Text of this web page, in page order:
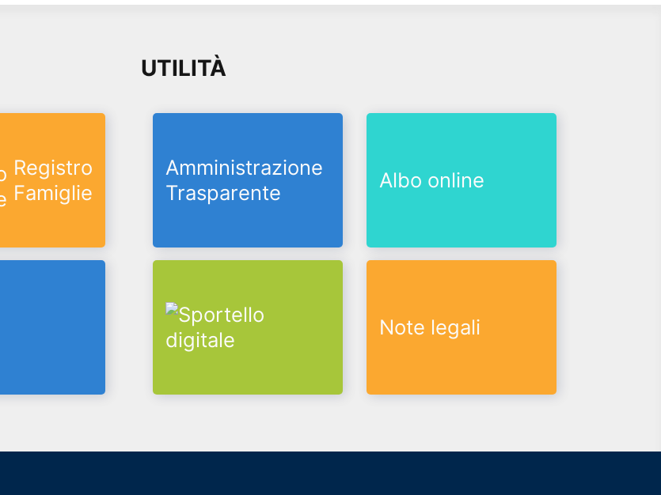
Registro
Famiglie
UTILITÀ
Amministrazione
Trasparente
Albo online
Note legali